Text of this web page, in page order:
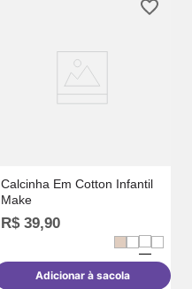
Calcinha Em Cotton Infantil
Make
R$ 39,90
Adicionar à sacola